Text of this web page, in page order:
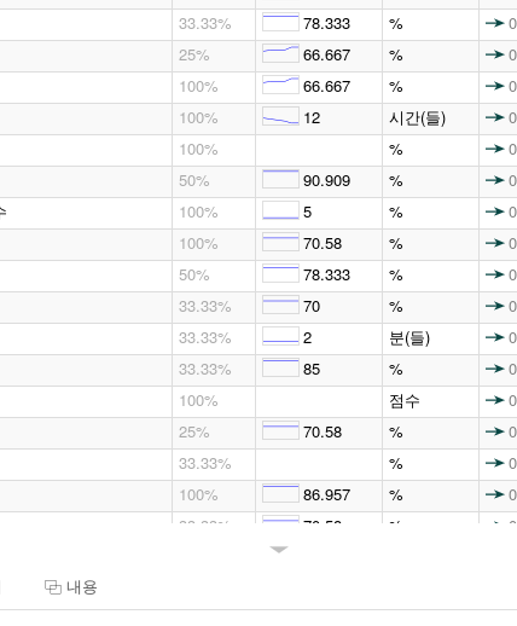
33.33% 78.333 %
25% 66.667 %
100% 66.667 %
100% 12 시간(들)
100% %
50% 90.909 %
100% 5 %
100% 70.58 %
50% 78.333 %
33.33% 70 %
33.33% 2 분(들)
33.33% 85 %
100% 점수
25% 70.58 %
33.33% %
100% 86.957 %
33.33% 70.58 %
∞
내용